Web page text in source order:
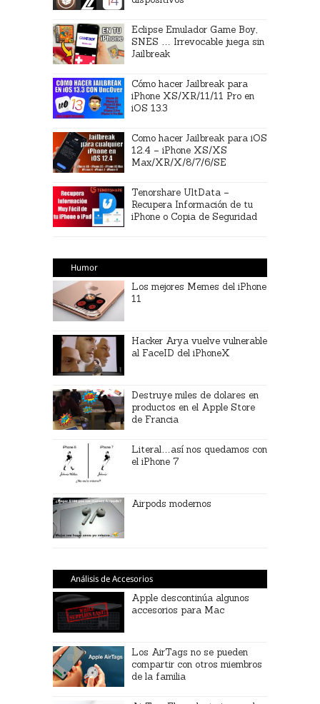
Eclipse Emulador Game Boy,
SNES … Irrevocable juega sin
Jailbreak
Cómo hacer Jailbreak para
iPhone XS/XR/11/11 Pro en
iOS 13.3
Como hacer Jailbreak para iOS
12.4 – iPhone XS/XS
Max/XR/X/8/7/6/SE
Tenorshare UltData –
Recupera Información de tu
iPhone o Copia de Seguridad
Humor
Los mejores Memes del iPhone
11
Hacker Arya vuelve vulnerable
al FaceID del iPhoneX
Destruye miles de dolares en
productos en el Apple Store
de Francia
Literal…así nos quedamos con
el iPhone 7
Airpods modernos
Análisis de Accesorios
Apple descontinúa algunos
accesorios para Mac
Los AirTags no se pueden
compartir con otros miembros
de la familia